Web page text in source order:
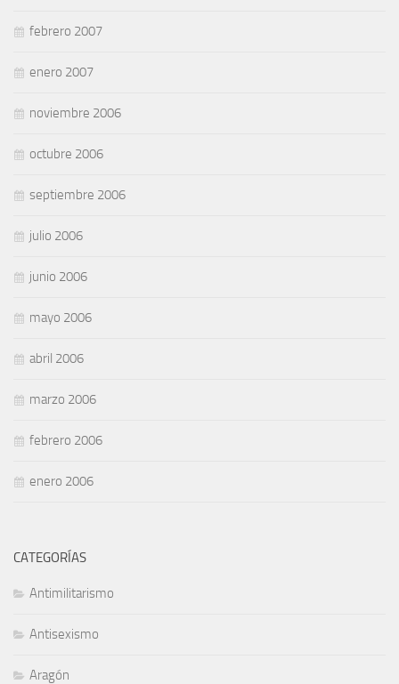
febrero 2007
enero 2007
noviembre 2006
octubre 2006
septiembre 2006
julio 2006
junio 2006
mayo 2006
abril 2006
marzo 2006
febrero 2006
enero 2006
CATEGORÍAS
Antimilitarismo
Antisexismo
Aragón